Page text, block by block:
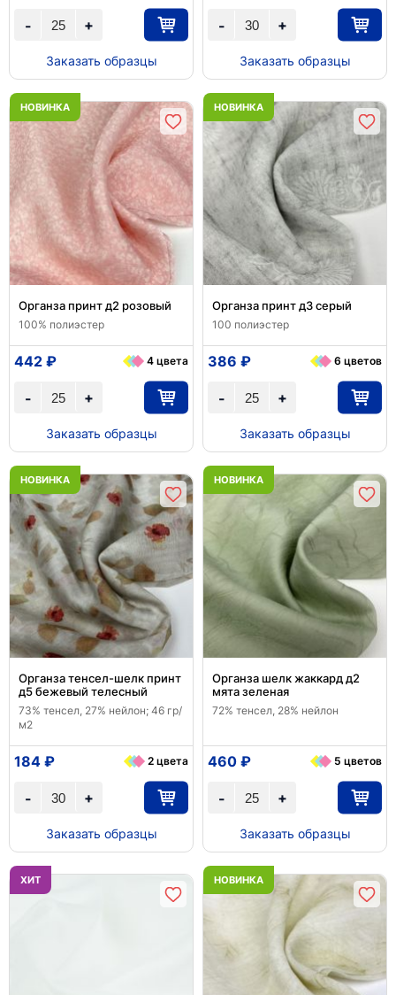
+
-
Заказать образцы
+
-
Заказать образцы
НОВИНКА
Органза принт д2 розовый
100% полиэстер
+
-
442 ₽ 4 цвета
Заказать образцы
НОВИНКА
Органза принт д3 серый
100 полиэстер
+
-
386 ₽ 6 цветов
Заказать образцы
НОВИНКА
Органза тенсел-шелк принт
д5 бежевый телесный
73% тенсел, 27% нейлон; 46 гр/
м2
+
-
184 ₽ 2 цвета
Заказать образцы
НОВИНКА
Органза шелк жаккард д2
мята зеленая
72% тенсел, 28% нейлон
+
-
460 ₽ 5 цветов
Заказать образцы
ХИТ НОВИНКА